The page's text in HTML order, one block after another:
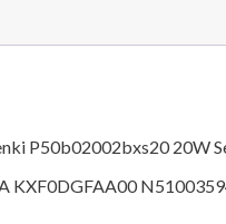
P50b02002bxs20 20W
KXF0DGFAA00